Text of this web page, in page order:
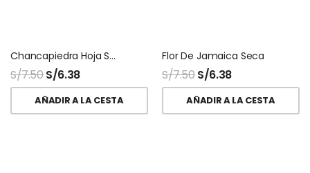
Chancapiedra Hoja Seca
S/7.50S/6.38
AÑADIR A LA CESTA
Flor De Jamaica Seca
S/7.50S/6.38
AÑADIR A LA CESTA